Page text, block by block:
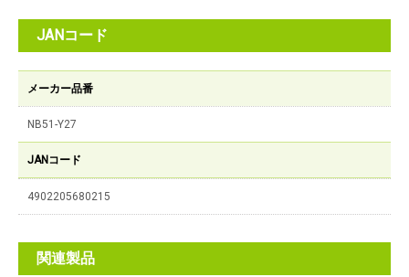
JANコード
メーカー品番
NB51-Y27
JANコード
4902205680215
関連製品